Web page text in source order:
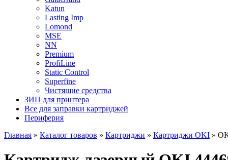
Katun
Lasting Imp
Lomond
MSE
NN
Premium
ProfiLine
Static Control
Superfine
Чистящие средства
ЗИП для принтера
Все для заправки картриджей
Периферия
Главная » Каталог товаров » Картриджи » Картриджи OKI »